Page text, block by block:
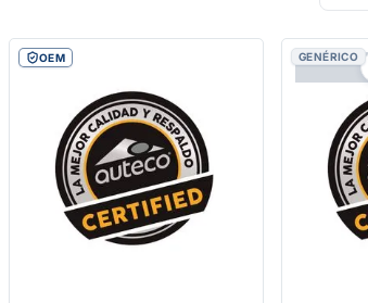
OEM GENÉRICO